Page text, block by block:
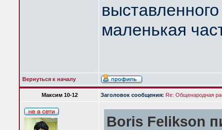
маленькая
Вернуться к началу
Максим 10-12 Заголовок сообщения: Re: Общенародная
Boris Felikson